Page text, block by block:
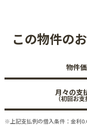
この物件の
物件
月々の支
（初回お支
※上記支払例の借入条件：金利